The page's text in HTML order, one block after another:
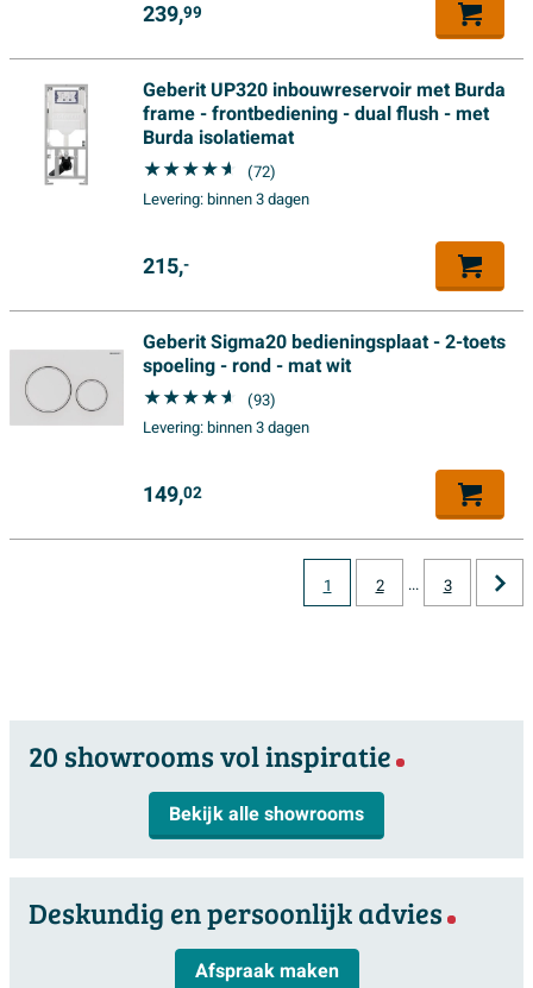
het ruime assortiment van Riho zit er altijd wel iets
ervaring mag het bedrijf zich met recht
badkamerspecialist noemen. Riho heeft één ambitie: u
de badkamer van uw dromen laten creëren.
180x84 cm
Ovaal
Acryl
Inclusief sifon
239,99
Geberit UP320 inbouwreservoir met Burda
frame - frontbediening - dual flush - met
Burda isolatiemat
(72)
Levering:binnen 3 dagen
215,-
Geberit Sigma20 bedieningsplaat - 2-toets
spoeling - rond - mat wit
(93)
Levering:binnen 3 dagen
149,02
1 2 ... 3
20 showrooms vol inspiratie
Bekijk alle showrooms
Deskundig en persoonlijk advies
Afspraak maken